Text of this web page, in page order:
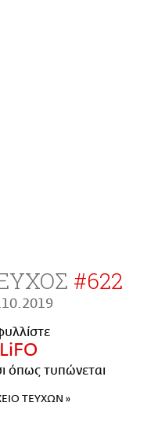
#622
LiFO
όπως τυπώνεται
ΤΕΥΧΩΝ »